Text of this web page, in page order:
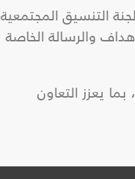
التنسيق المجتمعية
والرسالة الخاصة
يعزز التعاون